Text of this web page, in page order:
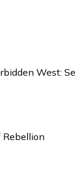
West:
Rebellion